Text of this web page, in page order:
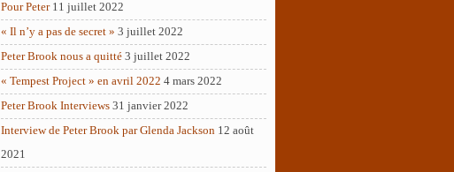
Pour Peter 11 juillet 2022
« Il n’y a pas de secret » 3 juillet 2022
Peter Brook nous a quitté 3 juillet 2022
« Tempest Project » en avril 2022 4 mars 2022
Peter Brook Interviews 31 janvier 2022
Interview de Peter Brook par Glenda Jackson 12 août
2021